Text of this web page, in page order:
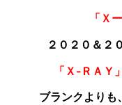
「Ｘ
２０２０＆２
「Ｘ‐ＲＡＹ
ブランクよりも